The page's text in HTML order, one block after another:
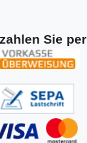
Sie per